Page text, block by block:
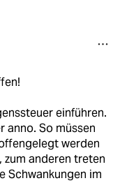
einführen.
anno. So müssen
werden
zum anderen treten
Schwankungen im